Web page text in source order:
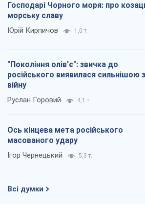
Господарі Чорного моря: про
морську славу
Юрій Кирпичов 1,0 т.
"Покоління олів'є": звичка до
російського виявилася сильнішою
війну
Руслан Горовий 4,1 т.
Ось кінцева мета російського
масованого удару
Ігор Чернецький 5,3 т.
Всі думки